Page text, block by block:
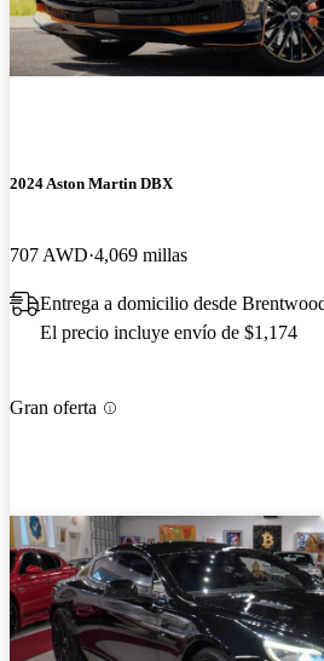
2024 Aston Martin DBX
707 AWD 4,069 millas
Entrega a domicilio desde
El precio incluye envío de $1,174
Gran oferta